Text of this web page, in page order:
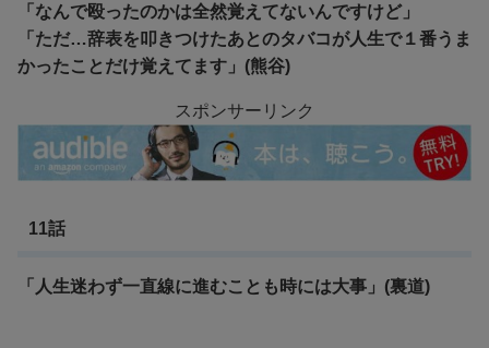
「なんで殴ったのかは全然覚えてないんですけど」
「ただ…辞表を叩きつけたあとのタバコが人生で１番うま
かったことだけ覚えてます」(熊谷)
スポンサーリンク
11話
「人生迷わず一直線に進むことも時には大事」(裏道)